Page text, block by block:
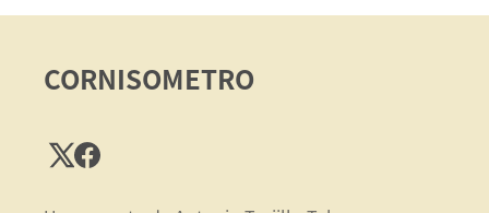
CORNISOMETRO